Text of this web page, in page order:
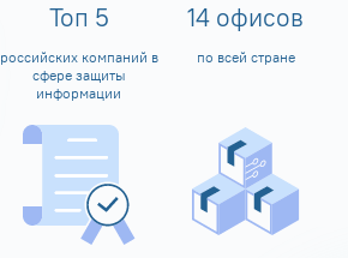
Топ 5
российских компаний в
сфере защиты
информации
14 офисов
по всей стране